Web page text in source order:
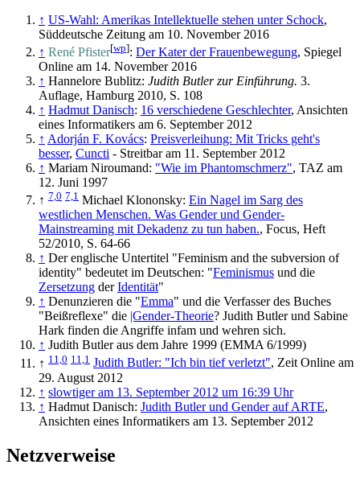
↑ US-Wahl: Amerikas Intellektuelle stehen unter Schock,
Süddeutsche Zeitung am 10. November 2016
↑ René Pfister[wp]: Der Kater der Frauenbewegung, Spiegel
Online am 14. November 2016
↑ Hannelore Bublitz: Judith Butler zur Einführung. 3.
Auflage, Hamburg 2010, S. 108
↑ Hadmut Danisch: 16 verschiedene Geschlechter, Ansichten
eines Informatikers am 6. September 2012
↑ Adorján F. Kovács: Preisverleihung: Mit Tricks geht's
besser, Cuncti - Streitbar am 11. September 2012
↑ Mariam Niroumand: "Wie im Phantomschmerz", TAZ am
12. Juni 1997
↑ 7,0 7,1 Michael Klononsky: Ein Nagel im Sarg des
westlichen Menschen. Was Gender und Gender-
Mainstreaming mit Dekadenz zu tun haben., Focus, Heft
52/2010, S. 64-66
↑ Der englische Untertitel "Feminism and the subversion of
identity" bedeutet im Deutschen: "Feminismus und die
Zersetzung derIdentität"
↑ Denunzieren die "Emma" und die Verfasser des Buches
"Beißreflexe" die |Gender-Theorie? Judith Butler und Sabine
Hark finden die Angriffe infam und wehren sich.
↑ Judith Butler aus dem Jahre 1999 (EMMA 6/1999)
↑ 11,0 11,1 Judith Butler: "Ich bin tief verletzt", Zeit Online am
29. August 2012
↑ slowtiger am 13. September 2012 um 16:39 Uhr
↑ Hadmut Danisch: Judith Butler und Gender auf ARTE,
Ansichten eines Informatikers am 13. September 2012
Netzverweise